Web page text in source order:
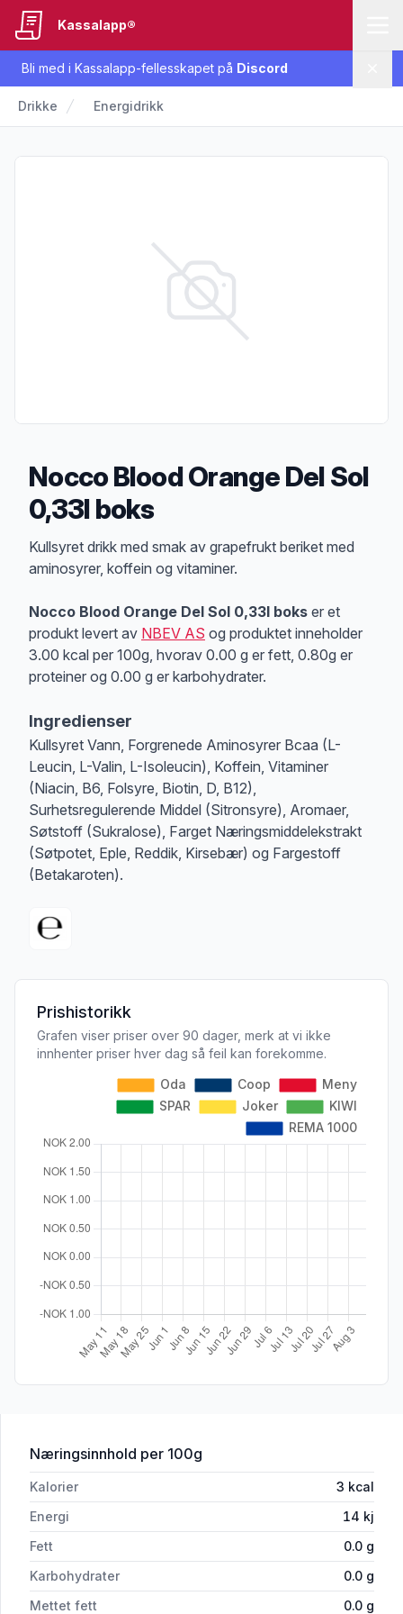
Bli med i Kassalapp-fellesskapet på Discord
Kassalapp®
Drikke Energidrikk
Nocco Blood Orange Del Sol
0,33l boks
Produktbeskrivelse
Kullsyret drikk med smak av grapefrukt beriket med
aminosyrer, koffein og vitaminer.
Nocco Blood Orange Del Sol 0,33l boks er et
produkt levert av NBEV AS og produktet inneholder
3.00 kcal per 100g, hvorav 0.00 g er fett, 0.80g er
proteiner og 0.00 g er karbohydrater.
Ingredienser
Kullsyret Vann, Forgrenede Aminosyrer Bcaa (L-
Leucin, L-Valin, L-Isoleucin), Koffein, Vitaminer
(Niacin, B6, Folsyre, Biotin, D, B12),
Surhetsregulerende Middel (Sitronsyre), Aromaer,
Søtstoff (Sukralose), Farget Næringsmiddelekstrakt
(Søtpotet, Eple, Reddik, Kirsebær) og Fargestoff
(Betakaroten).
Prishistorikk
Grafen viser priser over 90 dager, merk at vi ikke
innhenter priser hver dag så feil kan forekomme.
Næringsinnhold for 'Nocco Blood Orange Del Sol
per 100g
Kalorier 3 kcal
Energi
14 kj
Fett
0.0 g
Karbohydrater
0.0 g
Mettet fett
0.0 g